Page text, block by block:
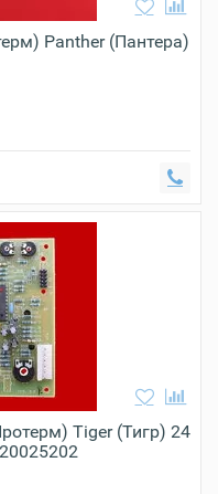
Panther (Пантера)
Tiger (Тигр) 24